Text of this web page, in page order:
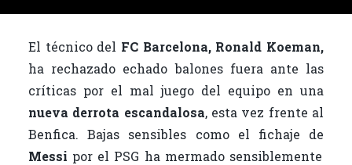
c
e
b
o
o
k
it
te
r
ai
l
m
p
ar
ti
r
El técnico del FC Barcelona, Ronald Koeman,
ha rechazado echado balones fuera ante las
críticas por el mal juego del equipo en una
nueva derrota escandalosa, esta vez frente al
Benfica. Bajas sensibles como el fichaje de
Messi por el PSG ha mermado sensiblemente